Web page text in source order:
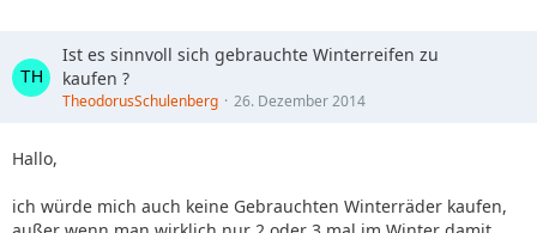
Ist es sinnvoll sich gebrauchte Winterreifen zu
kaufen ?
TheodorusSchulenberg 26. Dezember 2014
Hallo,
ich würde mich auch keine Gebrauchten Winterräder kaufen,